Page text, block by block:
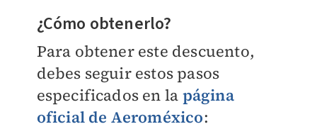
¿Cómo obtenerlo?
Para obtener este descuento,
debes seguir estos pasos
especificados en la página
oficial de Aeroméxico: